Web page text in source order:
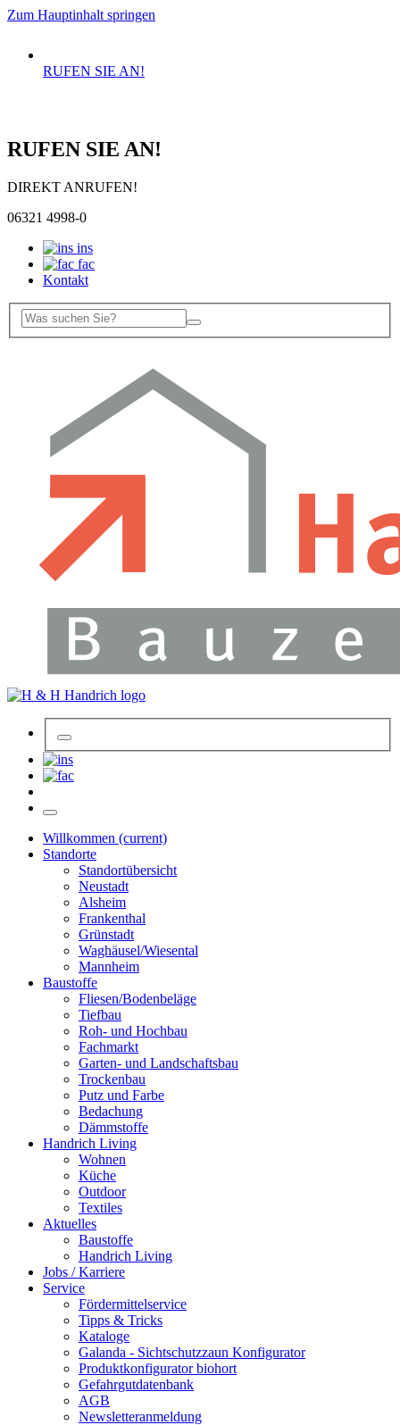
Zum Hauptinhalt springen
RUFEN SIE AN!
RUFEN SIE AN!
DIREKT ANRUFEN!
06321 4998-0
ins
fac
Kontakt
Willkommen (current)
Standorte
Standortübersicht
Neustadt
Alsheim
Frankenthal
Grünstadt
Waghäusel/Wiesental
Mannheim
Baustoffe
Fliesen/Bodenbeläge
Tiefbau
Roh- und Hochbau
Fachmarkt
Garten- und Landschaftsbau
Trockenbau
Putz und Farbe
Bedachung
Dämmstoffe
Handrich Living
Wohnen
Küche
Outdoor
Textiles
Aktuelles
Baustoffe
Handrich Living
Jobs / Karriere
Service
Fördermittelservice
Tipps & Tricks
Kataloge
Galanda - Sichtschutzzaun Konfigurator
Produktkonfigurator biohort
Gefahrgutdatenbank
AGB
Newsletteranmeldung